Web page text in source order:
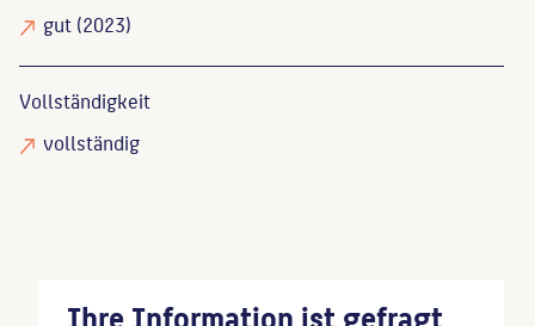
gut(2023)
Vollständigkeit
vollständig